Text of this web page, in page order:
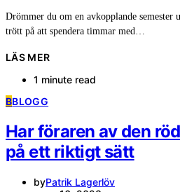
Drömmer du om en avkopplande semester
trött på att spendera timmar med…
LÄS MER
1 minute read
BBLOGG
Har föraren av den
på ett riktigt sätt
byPatrik Lagerlöv